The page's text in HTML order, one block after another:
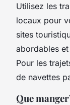
Utilisez les
locaux pour
sites
abordables
Pour les
de navettes
Que